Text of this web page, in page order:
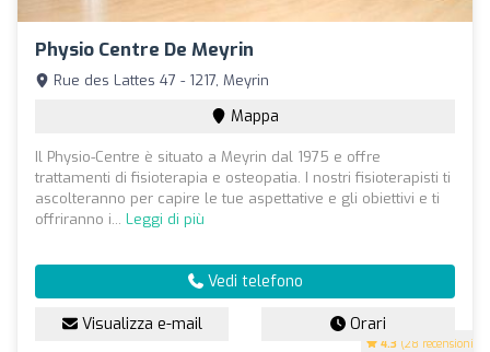
Physio Centre De Meyrin
4.3 (28 recensioni)
Rue des Lattes 47 - 1217, Meyrin
Mappa
Il Physio-Centre è situato a Meyrin dal 1975 e offre
trattamenti di fisioterapia e osteopatia. I nostri fisioterapisti ti
ascolteranno per capire le tue aspettative e gli obiettivi e ti
offriranno i... Leggi di più
Vedi telefono
Visualizza e-mail Orari